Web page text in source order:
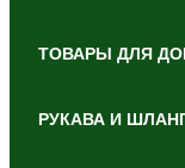
ТОВАРЫ ДЛЯ
РУКАВА И